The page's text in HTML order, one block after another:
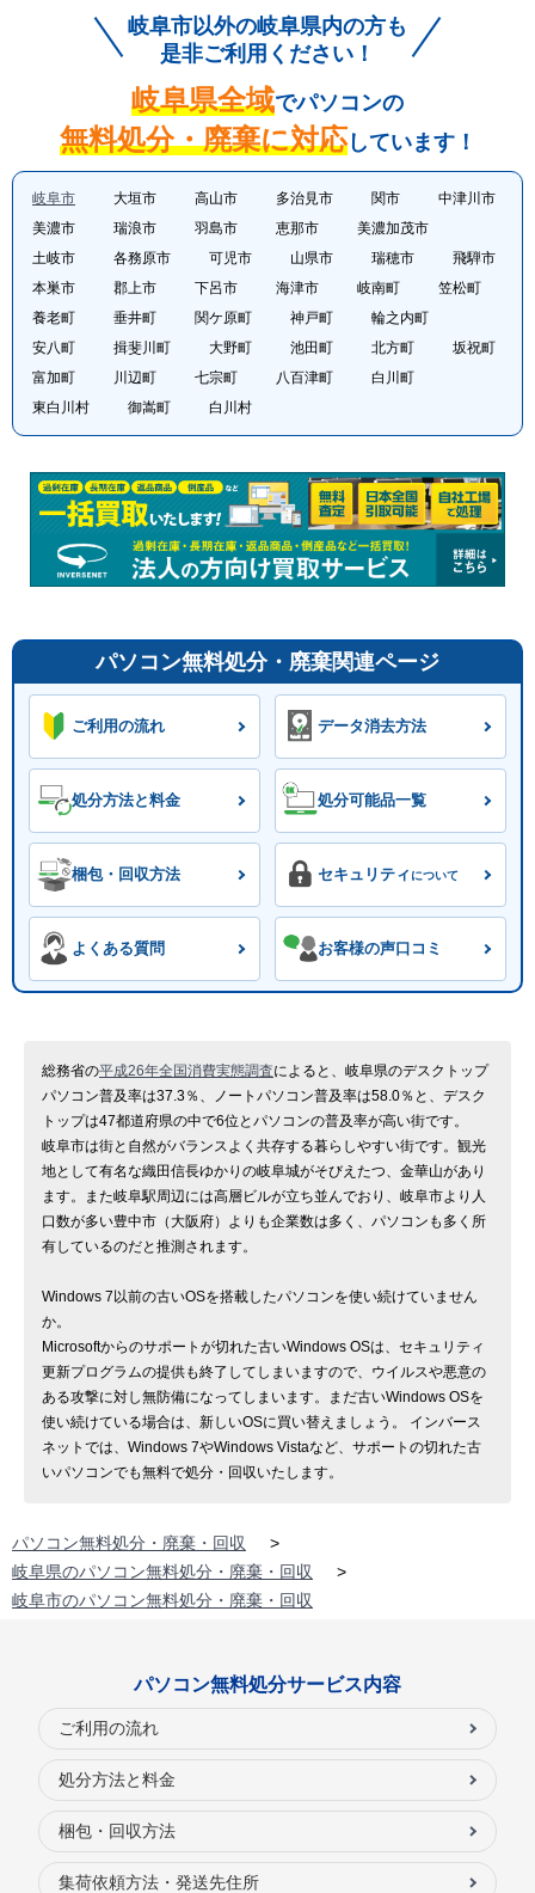
岐阜市以外の岐阜県内の方も
是非ご利用ください！
岐阜県全域でパソコンの
無料処分・廃棄に対応しています！
岐阜市 大垣市 高山市 多治見市 関市
中津川市
美濃市
瑞浪市 羽島市 恵那市
美濃加茂市
土岐市
各務原市 可児市 山県市 瑞穂市
飛騨市
本巣市
郡上市 下呂市 海津市 岐南町
笠松町
養老町
垂井町 関ケ原町 神戸町
輪之内町
安八町
揖斐川町 大野町 池田町 北方町
坂祝町
富加町
川辺町 七宗町 八百津町
白川町
東白川村
御嵩町 白川村
パソコン無料処分・廃棄関連ページ
ご利用の流れ データ消去方法
処分方法と料金 処分可能品一覧
梱包・回収方法 セキュリティ について
よくある質問 お客様の声口コミ
総務省の平成26年全国消費実態調査によると、岐阜県のデスクトップ
パソコン普及率は37.3％、ノートパソコン普及率は58.0％と、デスク
トップは47都道府県の中で6位とパソコンの普及率が高い街です。
岐阜市は街と自然がバランスよく共存する暮らしやすい街です。観光
地として有名な織田信長ゆかりの岐阜城がそびえたつ、金華山があり
ます。また岐阜駅周辺には高層ビルが立ち並んでおり、岐阜市より人
口数が多い豊中市（大阪府）よりも企業数は多く、パソコンも多く所
有しているのだと推測されます。
Windows 7以前の古いOSを搭載したパソコンを使い続けていません
か。
Microsoftからのサポートが切れた古いWindows OSは、セキュリティ
更新プログラムの提供も終了してしまいますので、ウイルスや悪意の
ある攻撃に対し無防備になってしまいます。まだ古いWindows OSを
使い続けている場合は、新しいOSに買い替えましょう。 インバース
ネットでは、Windows 7やWindows Vistaなど、サポートの切れた古
いパソコンでも無料で処分・回収いたします。
パソコン無料処分・廃棄・回収
>
岐阜県のパソコン無料処分・廃棄・回収
>
岐阜市のパソコン無料処分・廃棄・回収
パソコン無料処分サービス内容
ご利用の流れ
処分方法と料金
梱包・回収方法
集荷依頼方法・発送先住所